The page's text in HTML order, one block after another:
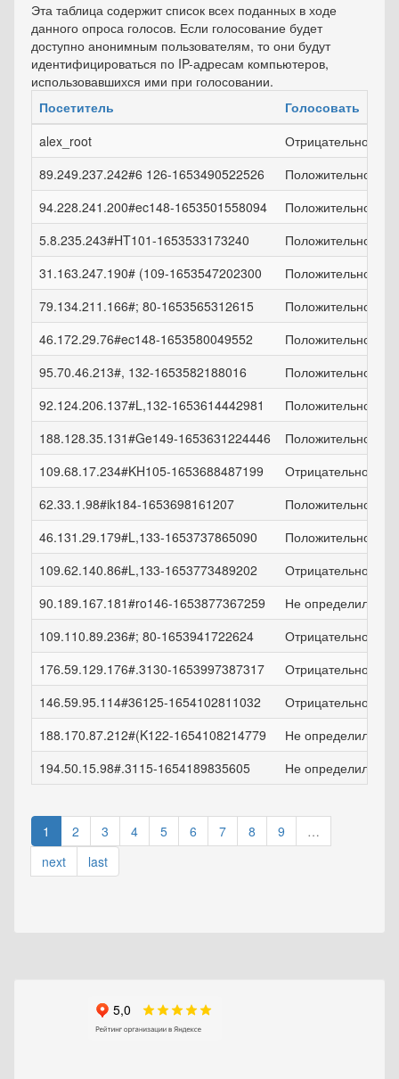
Эта таблица содержит список всех поданных в ходе
данного опроса голосов. Если голосование будет
доступно анонимным пользователям, то они будут
идентифицироваться по IP-адресам компьютеров,
использовавшихся ими при голосовании.
Посетитель
Голосовать
alex_root
Отрицательно
89.249.237.242#6 126-1653490522526
Положительно
94.228.241.200#ec148-1653501558094
Положительно
5.8.235.243#HT101-1653533173240
Положительно
31.163.247.190# (109-1653547202300
Положительно
79.134.211.166#; 80-1653565312615
Положительно
46.172.29.76#ec148-1653580049552
Положительно
95.70.46.213#, 132-1653582188016
Положительно
92.124.206.137#L,132-1653614442981
Положительно
188.128.35.131#Ge149-1653631224446
Положительно
109.68.17.234#KH105-1653688487199
Отрицательно
62.33.1.98#ik184-1653698161207
Положительно
46.131.29.179#L,133-1653737865090
Положительно
109.62.140.86#L,133-1653773489202
Отрицательно
90.189.167.181#ro146-1653877367259
Не определился
109.110.89.236#; 80-1653941722624
Отрицательно
176.59.129.176#.3130-1653997387317
Отрицательно
146.59.95.114#36125-1654102811032
Отрицательно
188.170.87.212#(K122-1654108214779
Не определился
194.50.15.98#.3115-1654189835605
Не определился
1 2 3 4 5 6 7 8 9
…
next
last